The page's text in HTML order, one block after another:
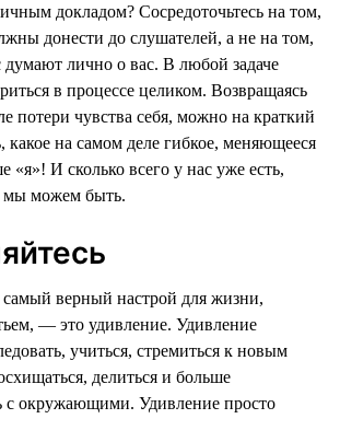
докладом? Сосредоточьтесь на том,
донести до слушателей, а не на том,
думают лично о вас. В любой задаче
в процессе целиком. Возвращаясь
потери чувства себя, можно на краткий
какое на самом деле гибкое, меняющееся
«я»! И сколько всего у нас уже есть,
мы можем быть.
самый верный настрой для жизни,
— это удивление. Удивление
учиться, стремиться к новым
делиться и больше
с окружающими. Удивление просто